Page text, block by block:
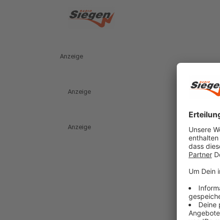
Anzeige
Anzeige
Anzeige